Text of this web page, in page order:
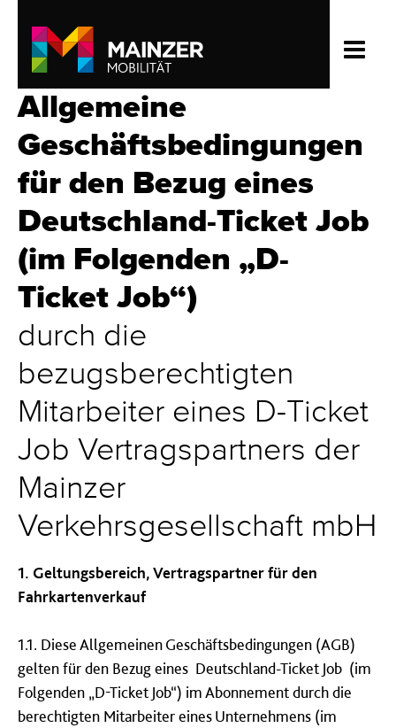
Allgemeine
Geschäftsbedingungen
für den Bezug eines
Deutschland-Ticket Job
(im Folgenden „D-
Ticket Job“)
durch die
bezugsberechtigten
Mitarbeiter eines D-Ticket
Job Vertragspartners der
Mainzer
Verkehrsgesellschaft mbH
1. Geltungsbereich, Vertragspartner für den
Fahrkartenverkauf
1.1. Diese Allgemeinen Geschäftsbedingungen (AGB)
gelten für den Bezug eines Deutschland-Ticket Job (im
Folgenden „D-Ticket Job“) im Abonnement durch die
berechtigten Mitarbeiter eines Unternehmens (im